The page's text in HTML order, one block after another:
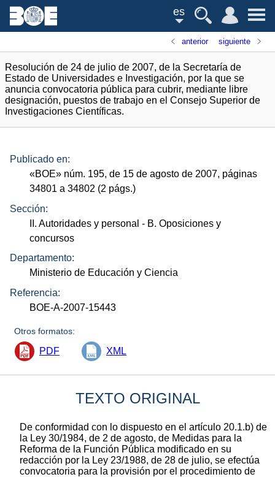
es
anterior siguiente
Resolución de 24 de julio de 2007, de la Secretaría de
Estado de Universidades e Investigación, por la que se
anuncia convocatoria pública para cubrir, mediante libre
designación, puestos de trabajo en el Consejo Superior de
Investigaciones Científicas.
Publicado en:
«BOE» núm. 195, de 15 de agosto de 2007, páginas
34801 a 34802 (2 págs.)
Sección:
II. Autoridades y personal - B. Oposiciones y
concursos
Departamento:
Ministerio de Educación y Ciencia
Referencia:
BOE-A-2007-15443
Otros formatos:
PDF XML
TEXTO ORIGINAL
De conformidad con lo dispuesto en el artículo 20.1.b) de
la Ley 30/1984, de 2 de agosto, de Medidas para la
Reforma de la Función Pública modificado en su
redacción por la Ley 23/1988, de 28 de julio, se efectúa
convocatoria para la provisión por el procedimiento de